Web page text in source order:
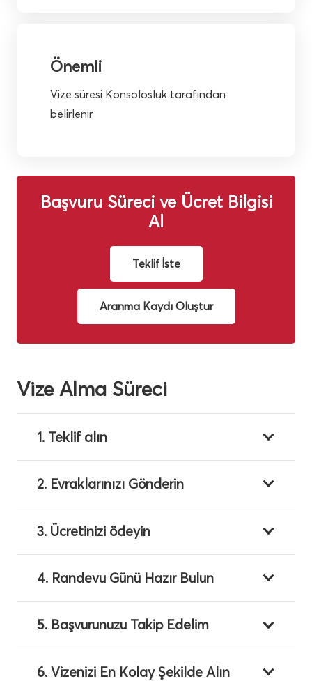
Önemli
Vize süresi Konsolosluk tarafından
belirlenir
Başvuru Süreci ve Ücret Bilgisi
Al
Teklif İste
Aranma Kaydı Oluştur
Vize Alma Süreci
1. Teklif alın
2. Evraklarınızı Gönderin
3. Ücretinizi ödeyin
4. Randevu Günü Hazır Bulun
5. Başvurunuzu Takip Edelim
6. Vizenizi En Kolay Şekilde Alın